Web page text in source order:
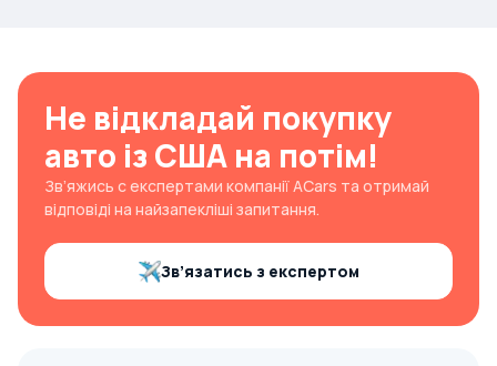
Не відкладай покупку
авто із США на потім!
Зв’яжись с експертами компанії ACars та отримай
відповіді на найзапекліші запитання.
Зв’язатись з експертом